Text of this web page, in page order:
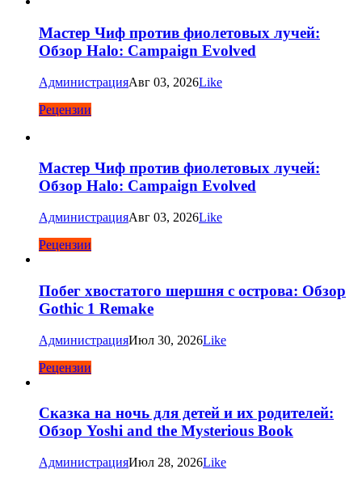
Мастер Чиф против фиолетовых лучей:
Обзор Halo: Campaign Evolved
АдминистрацияАвг 03, 2026Like
Рецензии
Мастер Чиф против фиолетовых лучей:
Обзор Halo: Campaign Evolved
АдминистрацияАвг 03, 2026Like
Рецензии
Побег хвостатого шершня с острова: Обзор
Gothic 1 Remake
АдминистрацияИюл 30, 2026Like
Рецензии
Сказка на ночь для детей и их родителей:
Обзор Yoshi and the Mysterious Book
АдминистрацияИюл 28, 2026Like